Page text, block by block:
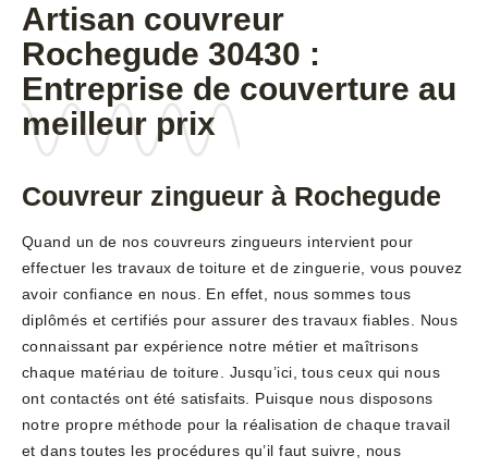
Artisan couvreur
Rochegude 30430 :
Entreprise de couverture au
meilleur prix
Couvreur zingueur à Rochegude
Quand un de nos couvreurs zingueurs intervient pour
effectuer les travaux de toiture et de zinguerie, vous pouvez
avoir confiance en nous. En effet, nous sommes tous
diplômés et certifiés pour assurer des travaux fiables. Nous
connaissant par expérience notre métier et maîtrisons
chaque matériau de toiture. Jusqu’ici, tous ceux qui nous
ont contactés ont été satisfaits. Puisque nous disposons
notre propre méthode pour la réalisation de chaque travail
et dans toutes les procédures qu’il faut suivre, nous